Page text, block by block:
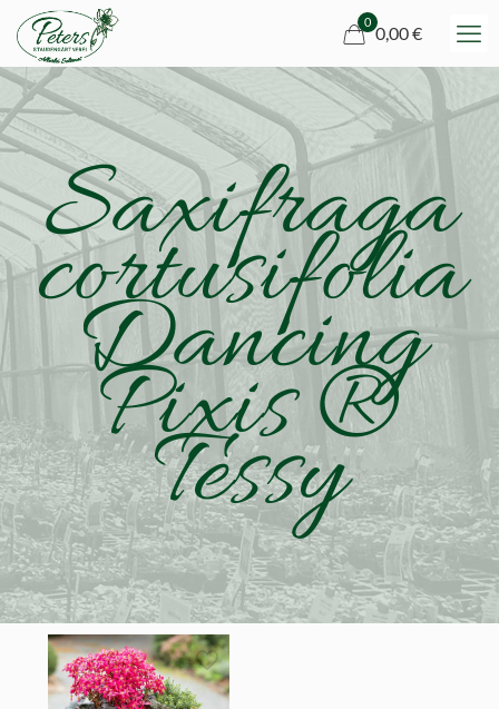
0
0,00 €
Saxifraga
cortusifolia
Dancing
Pixis ®
Tessy